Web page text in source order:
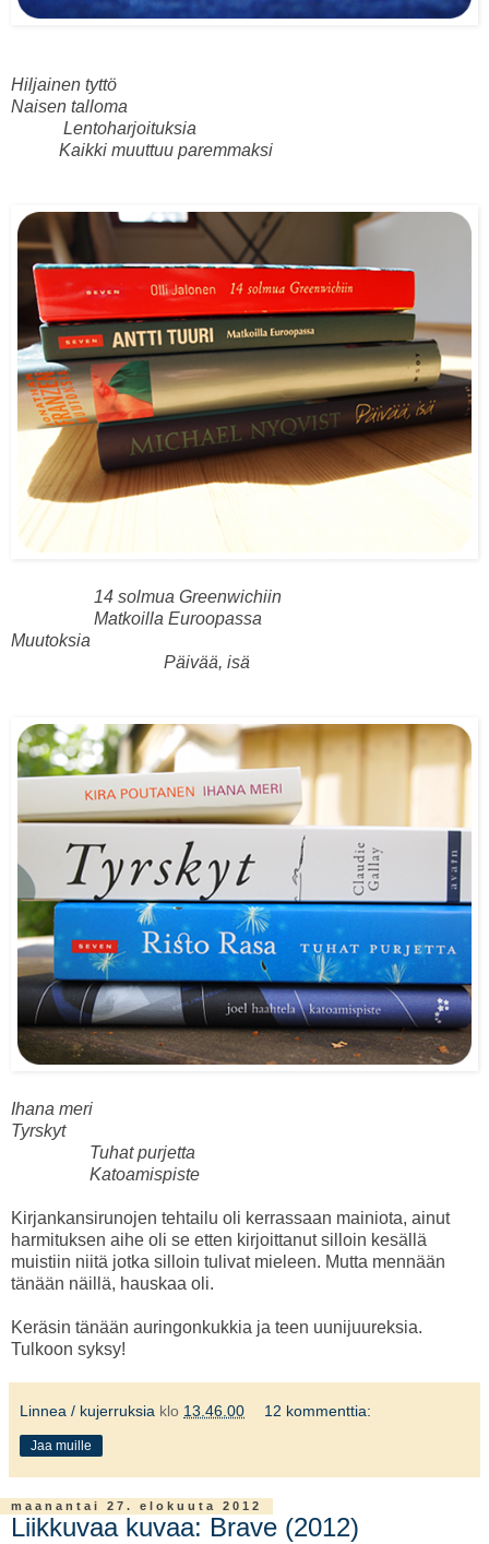
Hiljainen tyttö
Naisen talloma
Lentoharjoituksia
Kaikki muuttuu paremmaksi
14 solmua Greenwichiin
Matkoilla Euroopassa
Muutoksia
Päivää, isä
Ihana meri
Tyrskyt
Tuhat purjetta
Katoamispiste
Kirjankansirunojen tehtailu oli kerrassaan mainiota, ainut
harmituksen aihe oli se etten kirjoittanut silloin kesällä
muistiin niitä jotka silloin tulivat mieleen. Mutta mennään
tänään näillä, hauskaa oli.
Keräsin tänään auringonkukkia ja teen uunijuureksia.
Tulkoon syksy!
Linnea / kujerruksia klo 13.46.00 12 kommenttia:
Jaa muille
maanantai 27. elokuuta 2012
Liikkuvaa kuvaa: Brave (2012)